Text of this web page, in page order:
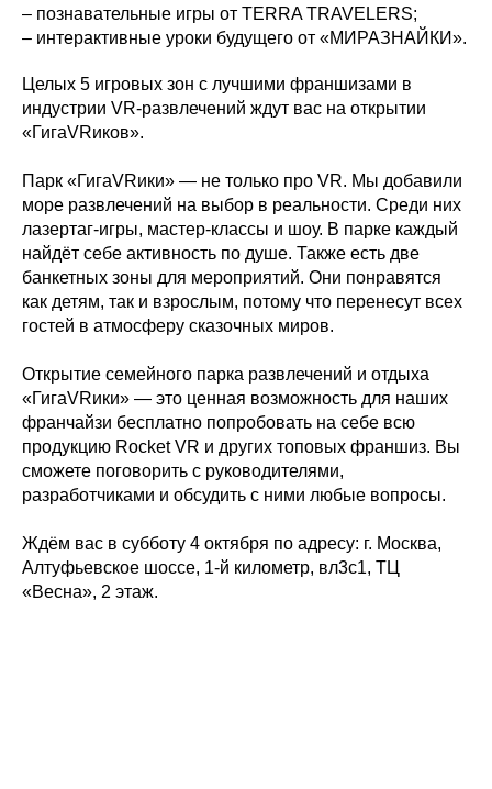
– познавательные игры от TERRA TRAVELERS;
– интерактивные уроки будущего от «МИРАЗНАЙКИ».
Целых 5 игровых зон с лучшими франшизами в
индустрии VR-развлечений ждут вас на открытии
«ГигаVRиков».
Парк «ГигаVRики» — не только про VR. Мы добавили
море развлечений на выбор в реальности. Среди них
лазертаг-игры, мастер-классы и шоу. В парке каждый
найдёт себе активность по душе. Также есть две
банкетных зоны для мероприятий. Они понравятся
как детям, так и взрослым, потому что перенесут всех
гостей в атмосферу сказочных миров.
Открытие семейного парка развлечений и отдыха
«ГигаVRики» — это ценная возможность для наших
франчайзи бесплатно попробовать на себе всю
продукцию Rocket VR и других топовых франшиз. Вы
сможете поговорить с руководителями,
разработчиками и обсудить с ними любые вопросы.
Ждём вас в субботу 4 октября по адресу: г. Москва,
Алтуфьевское шоссе, 1-й километр, вл3с1, ТЦ
«Весна», 2 этаж.